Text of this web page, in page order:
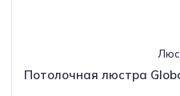
Потолочная люстра